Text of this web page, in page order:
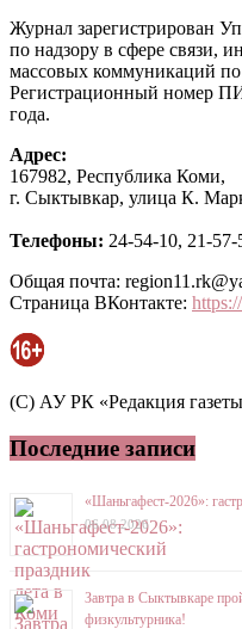
Журнал зарегистрирован
по надзору в сфере связи,
массовых коммуникаций
Регистрационный номер
года.
Адрес:
167982, Республика Коми,
г. Сыктывкар, улица К.
Телефоны: 24-54-10, 21-57-
Общая почта:
Страница ВКонтакте:
(C) АУ РК «Редакция
Последние записи
«Шаньгафест-2026»:
06.08.2026
Завтра в Сыктывкаре
физкультурника!